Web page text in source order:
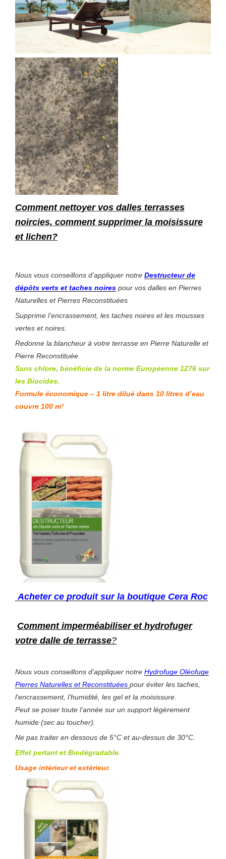
Comment nettoyer vos dalles terrasses
noircies, comment supprimer la moisissure
et lichen?
Nous vous conseillons d’appliquer notre Destructeur de
dépôts verts et taches noires pour vos dalles en Pierres
Naturelles et Pierres Reconstituées
Supprime l’encrassement, les taches noires et les mousses
vertes et noires.
Redonne la blancheur à votre terrasse en Pierre Naturelle et
Pierre Reconstituée.
Sans chlore, bénéficie de la norme Européenne 1276 sur
les Biocides.
Formule économique – 1 litre dilué dans 10 litres d’eau
couvre 100 m²
Acheter ce produit sur la boutique Cera Roc
Comment imperméabiliser et hydrofuger
votre dalle de terrasse?
Nous vous conseillons d’appliquer notre Hydrofuge Oléofuge
Pierres Naturelles et Reconstituées pour éviter les taches,
l’encrassement, l’humidité, les gel et la moisissure.
Peut se poser toute l’année sur un support légèrement
humide (sec au toucher).
Ne pas traiter en dessous de 5°C et au-dessus de 30°C.
Effet perlant et Biodégradable.
Usage intérieur et extérieur.